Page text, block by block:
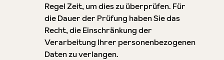
Regel Zeit, um dies zu überprüfen. Für
die Dauer der Prüfung haben Sie das
Recht, die Einschränkung der
Verarbeitung Ihrer personenbezogenen
Daten zu verlangen.